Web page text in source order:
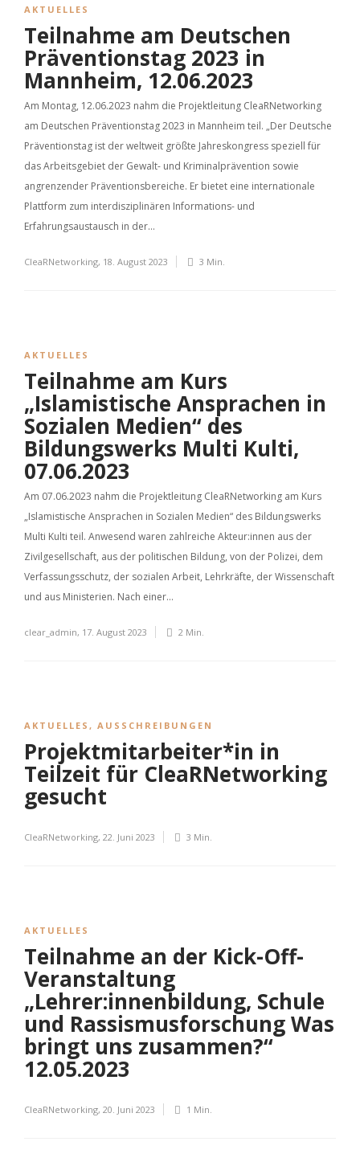
AKTUELLES
Teilnahme am Deutschen
Präventionstag 2023 in
Mannheim, 12.06.2023
Am Montag, 12.06.2023 nahm die Projektleitung CleaRNetworking
am Deutschen Präventionstag 2023 in Mannheim teil. „Der Deutsche
Präventionstag ist der weltweit größte Jahreskongress speziell für
das Arbeitsgebiet der Gewalt- und Kriminalprävention sowie
angrenzender Präventionsbereiche. Er bietet eine internationale
Plattform zum interdisziplinären Informations- und
Erfahrungsaustausch in der...
CleaRNetworking, 18. August 2023 3 Min.
AKTUELLES
Teilnahme am Kurs
„Islamistische Ansprachen in
Sozialen Medien“ des
Bildungswerks Multi Kulti,
07.06.2023
Am 07.06.2023 nahm die Projektleitung CleaRNetworking am Kurs
„Islamistische Ansprachen in Sozialen Medien“ des Bildungswerks
Multi Kulti teil. Anwesend waren zahlreiche Akteur:innen aus der
Zivilgesellschaft, aus der politischen Bildung, von der Polizei, dem
Verfassungsschutz, der sozialen Arbeit, Lehrkräfte, der Wissenschaft
und aus Ministerien. Nach einer...
clear_admin, 17. August 2023 2 Min.
AKTUELLES , AUSSCHREIBUNGEN
Projektmitarbeiter*in in
Teilzeit für CleaRNetworking
gesucht
CleaRNetworking, 22. Juni 2023 3 Min.
AKTUELLES
Teilnahme an der Kick-Off-
Veranstaltung
„Lehrer:innenbildung, Schule
und Rassismusforschung Was
bringt uns zusammen?“
12.05.2023
CleaRNetworking, 20. Juni 2023 1 Min.